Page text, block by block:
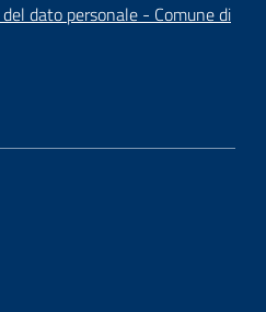
dato personale - Comune di